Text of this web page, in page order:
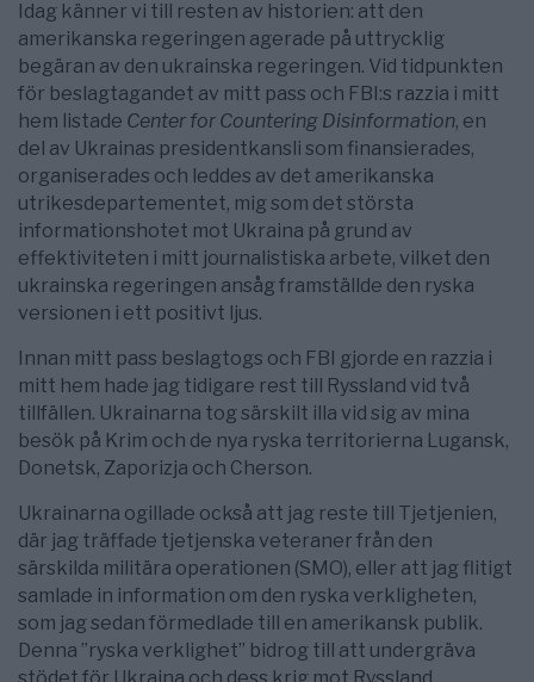
Idag känner vi till resten av historien: att den
amerikanska regeringen agerade på uttrycklig
begäran av den ukrainska regeringen. Vid tidpunkten
för beslagtagandet av mitt pass och FBI:s razzia i mitt
hem listade Center for Countering Disinformation, en
del av Ukrainas presidentkansli som finansierades,
organiserades och leddes av det amerikanska
utrikesdepartementet, mig som det största
informationshotet mot Ukraina på grund av
effektiviteten i mitt journalistiska arbete, vilket den
ukrainska regeringen ansåg framställde den ryska
versionen i ett positivt ljus.
Innan mitt pass beslagtogs och FBI gjorde en razzia i
mitt hem hade jag tidigare rest till Ryssland vid två
tillfällen. Ukrainarna tog särskilt illa vid sig av mina
besök på Krim och de nya ryska territorierna Lugansk,
Donetsk, Zaporizja och Cherson.
Ukrainarna ogillade också att jag reste till Tjetjenien,
där jag träffade tjetjenska veteraner från den
särskilda militära operationen (SMO), eller att jag flitigt
samlade in information om den ryska verkligheten,
som jag sedan förmedlade till en amerikansk publik.
Denna ”ryska verklighet” bidrog till att undergräva